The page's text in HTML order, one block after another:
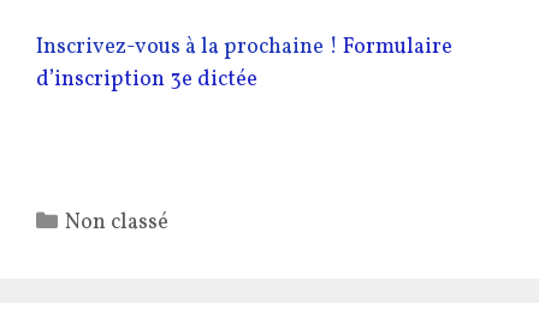
Inscrivez-vous à la prochaine ! Formulaire
d’inscription 3e dictée
Catégories
Non classé